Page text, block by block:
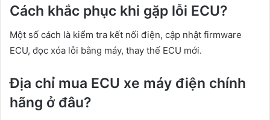
Cách khắc phục khi gặp lỗi ECU?
Một số cách là kiểm tra kết nối điện, cập nhật firmware
ECU, đọc xóa lỗi bằng máy, thay thế ECU mới.
Địa chỉ mua ECU xe máy điện chính
hãng ở đâu?